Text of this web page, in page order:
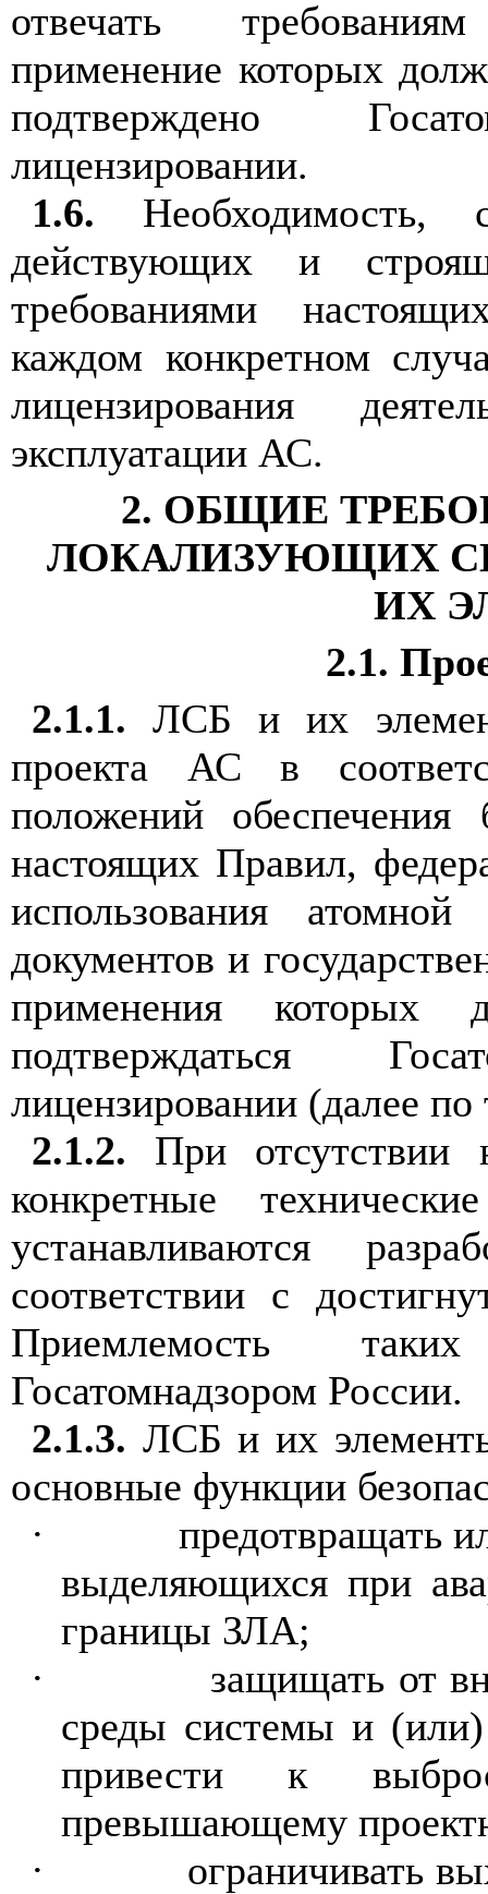
отвечать
применение которых
подтверждено
лицензировании.
1.6. Необходимость,
действующих и
требованиями
каждом конкретном
лицензирования
эксплуатации АС.
2. ОБЩИЕ
ЛОКАЛИЗУЮЩИХ
ИХ
2.1.
2.1.1. ЛСБ и их
проекта АС в
положений обеспечения
настоящих Правил,
использования
документов и
применения
подтверждаться
лицензировании (далее
2.1.2. При отсутствии
конкретные
устанавливаются
соответствии с
Приемлемость
Госатомнадзором России.
2.1.3. ЛСБ и их
основные функции
·
предотвращать
выделяющихся при
границы ЗЛА;
·
защищать от
среды системы и
привести к
превышающему
·
ограничивать